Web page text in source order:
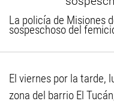
La policía de Misiones
sospeschoso del
El viernes por la tarde,
zona del barrio El